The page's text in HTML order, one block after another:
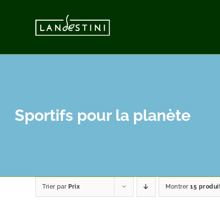
Sportifs pour la planète
Trier par Prix Montrer 15